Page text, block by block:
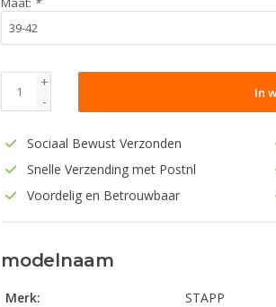
+
-
In
Sociaal Bewust Verzonden
Snelle Verzending met Postnl
Voordelig en Betrouwbaar
modelnaam
Merk:
STAPP